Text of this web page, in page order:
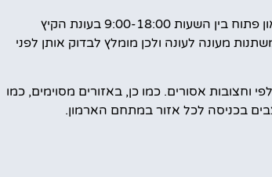
הארמון פתוח למבקרים בכל יום מלבד ימי שלישי. המוזיאון פתוח בין השעות 9:00-18:00 בעונת הקיץ
שעות הפתיחה משתנות מעונה לעונה ולכן מומלץ לבדוק אותן לפני
וחצובות אסורים. כמו כן, באזורים מסוימים, כמו
בכניסה לכל אזור במתחם הארמון.